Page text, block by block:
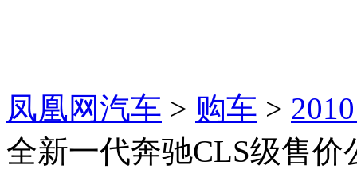
凤凰网汽车 > 购车 >
全新一代奔驰CLS级售价